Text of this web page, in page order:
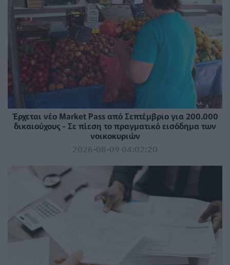
Έρχεται νέο Market Pass από Σεπτέμβριο για 200.000
δικαιούχους - Σε πίεση το πραγματικό εισόδημα των
νοικοκυριών
2026-08-09 04:02:20